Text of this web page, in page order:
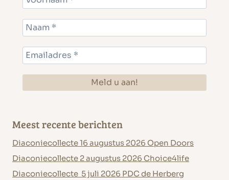
Meest recente berichten
Diaconiecollecte 16 augustus 2026 Open Doors
Diaconiecollecte 2 augustus 2026 Choice4life
Diaconiecollecte 5 juli 2026 PDC de Herberg